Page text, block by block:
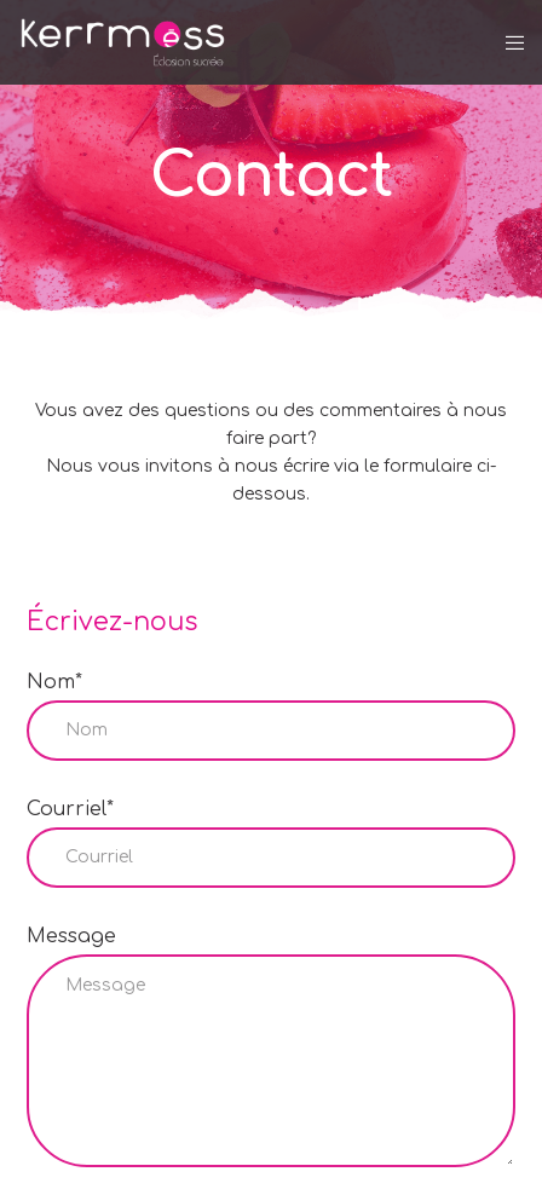
Contact
Vous avez des questions ou des commentaires à nous
faire part?
Nous vous invitons à nous écrire via le formulaire ci-
dessous.
Écrivez-nous
Nom*
Courriel*
Message